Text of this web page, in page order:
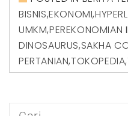
BISNIS,EKONOMI,
UMKM,PEREKONOMIAN
DINOSAURUS,SAKHA
PERTANIAN,TOKOPEDIA,
Cari